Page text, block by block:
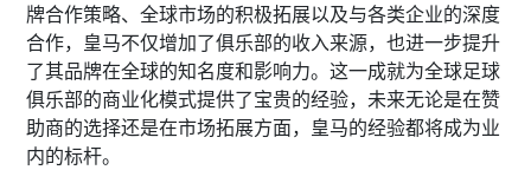
牌合作策略、全球市场的积极拓展以及与各类企业的深度
合作，皇马不仅增加了俱乐部的收入来源，也进一步提升
了其品牌在全球的知名度和影响力。这一成就为全球足球
俱乐部的商业化模式提供了宝贵的经验，未来无论是在赞
助商的选择还是在市场拓展方面，皇马的经验都将成为业
内的标杆。